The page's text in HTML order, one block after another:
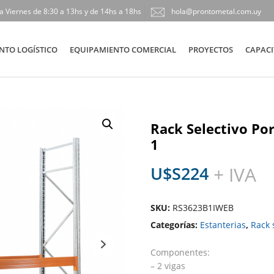
Viernes de 8:30 a 13hs y de 14hs a 18hs hola@prontometal.com.uy
LOGÍSTICO EQUIPAMIENTO COMERCIAL PROYECTOS
Rack Selectivo
1
U$S224 + IVA
SKU: RS3623B1IWEB
Categorías: Estanterias, Rack
Componentes:
– 2 vigas